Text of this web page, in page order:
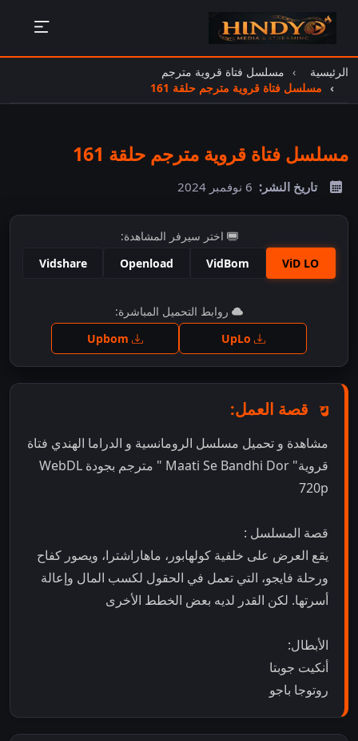
الرئيسية
مسلسل فتاة قروية مترجم
مسلسل فتاة قروية مترجم حلقة 161
مسلسل فتاة قروية مترجم حلقة 161
تاريخ النشر: 6 نوفمبر 2024
اختر سيرفر المشاهدة:
ViD LO
VidBom
Openload
Vidshare
اضغط للمشاهدة
روابط التحميل المباشرة:
قصة العمل:
مشاهدة و تحميل مسلسل الرومانسية و الدراما الهندي فتاة
قروية" Maati Se Bandhi Dor " مترجم بجودة WebDL
720p
قصة المسلسل :
يقع العرض على خلفية كولهابور، ماهاراشترا، ويصور كفاح
ورحلة فايجو، التي تعمل في الحقول لكسب المال وإعالة
أسرتها. لكن القدر لديه بعض الخطط الأخرى
الأبطال:
أنكيت جوبتا
روتوجا باجو